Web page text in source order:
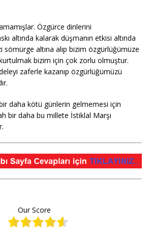
Özgürce dinlerini
altında kalarak düşmanın etkisi altında
sömürge altına alıp bizim özgürlüğümüze
bizim için çok zorlu olmuştur.
zaferle kazanıp özgürlüğümüzü
daha kötü günlerin gelmemesi için
bir daha bu millete İstiklal Marşı
Our Score